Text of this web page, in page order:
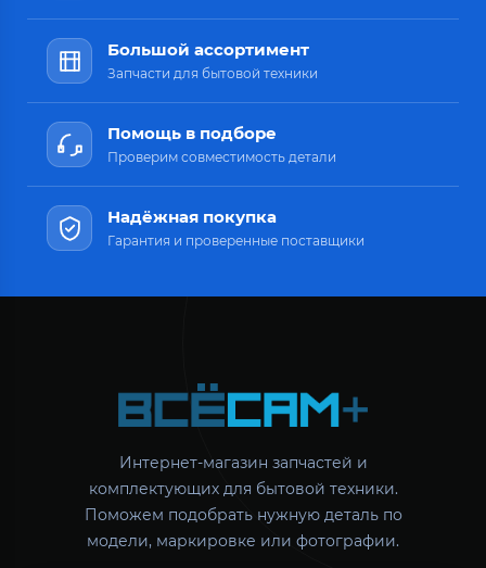
Большой ассортимент
Запчасти для бытовой техники
Помощь в подборе
Проверим совместимость детали
Надёжная покупка
Гарантия и проверенные поставщики
Интернет-магазин запчастей и
комплектующих для бытовой техники.
Поможем подобрать нужную деталь по
модели, маркировке или фотографии.